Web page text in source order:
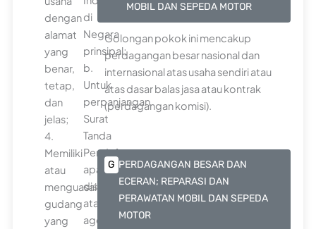
dengan
alamat
yang
benar,
tetap,
dan
jelas;
4.
Memiliki
atau
menguasai
gudang
yang
di
Negara
prinsipal;
b.
Untuk
perpanjangan
Surat
Tanda
Pendaftaran,
apabila
distributor
atau
agen
MOBIL DAN SEPEDA MOTOR
Golongan pokok ini mencakup
perdagangan besar nasional dan
internasional atas usaha sendiri atau
atas dasar balas jasa atau kontrak
(perdagangan komisi).
G PERDAGANGAN BESAR DAN
ECERAN; REPARASI DAN
PERAWATAN MOBIL DAN SEPEDA
MOTOR